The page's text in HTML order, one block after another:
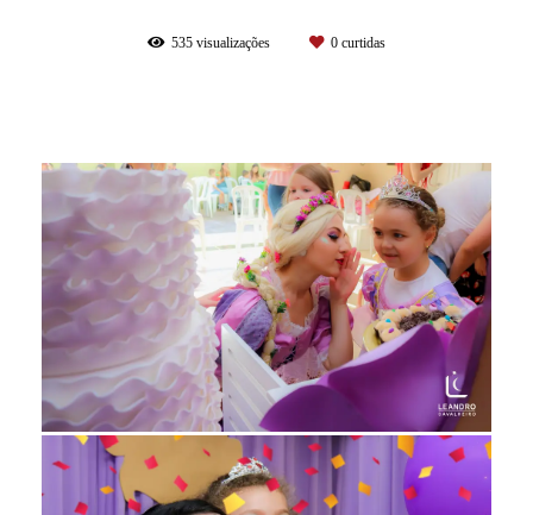
535 visualizações 0 curtidas